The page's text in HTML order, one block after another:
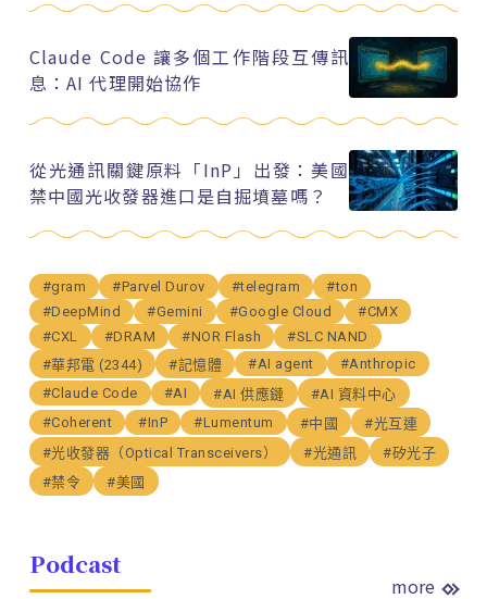
Claude Code 讓多個工作階段互傳訊
息：AI 代理開始協作
從光通訊關鍵原料「InP」出發：美國
禁中國光收發器進口是自掘墳墓嗎？
#gram #Parvel Durov #telegram
#ton
#DeepMind
#Gemini #Google Cloud
#CMX
#CXL
#DRAM #NOR Flash
#SLC NAND
#華邦電 (2344)
#記憶體 #AI agent
#Anthropic
#Claude Code
#AI #AI 供應鏈
#AI 資料中心
#Coherent
#InP #Lumentum #中國
#光互連
#光收發器（Optical Transceivers）
#光通訊
#矽光子
#禁令
#美國
Podcast
more